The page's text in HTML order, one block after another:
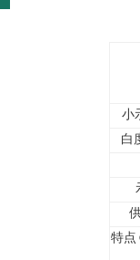
小
白
特点